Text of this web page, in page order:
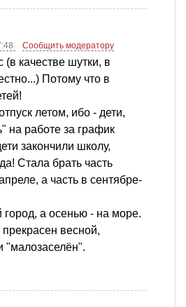
Сообщить модератору
качестве шутки, в
Потому что в
летом, ибо - дети,
на работе за график
закончили школу,
Стала брать часть
а часть в сентябре-
а осенью - на море.
весной,
"малозаселён".